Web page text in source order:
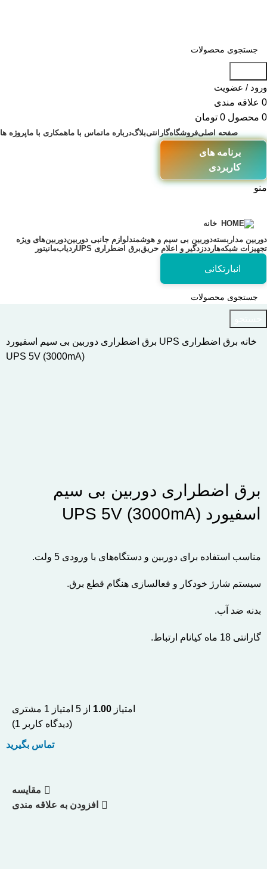
ورود / عضویت
0 علاقه مندی
0 محصول 0 تومان
صفحه اصلیفروشگاهگارانتیبلاگدرباره ماتماس با ماهمکاری با ماپروژه ها
برنامه های
کاربردی
منو
خانه
دوربین مداربستهدوربین بی سیم و هوشمندلوازم جانبی دوربیندوربین‌های ویژه
تجهیزات شبکههارددزدگیر و اعلام حریقبرق اضطراری UPS ردیابمانیتور
انبارتکانی
خانه برق اضطراری UPS
برق اضطراری دوربین بی سیم اسفیورد
UPS 5V (3000mA)
برق اضطراری دوربین بی سیم
اسفیورد UPS 5V (3000mA)
مناسب استفاده برای دوربین و دستگاه‌های با ورودی 5 ولت.
سیستم شارژ خودکار و فعالسازی هنگام قطع برق.
بدنه ضد آب.
گارانتی 18 ماه کیانام ارتباط.
امتیاز 1.00 از 5 امتیاز 1 مشتری
(دیدگاه کاربر 1
)
تماس بگیرید
مقایسه
افزودن به علاقه مندی